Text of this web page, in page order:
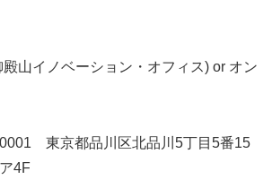
山イノベーション・オフィス) or オン
京都品川区北品川5丁目5番15
4F